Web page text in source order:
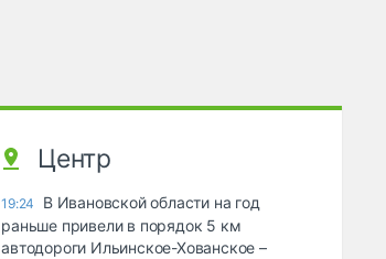
Центр
19:24
В Ивановской области на год
раньше привели в порядок 5 км
автодороги Ильинское-Хованское –